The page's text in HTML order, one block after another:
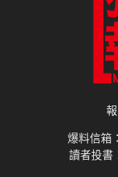
爆料信箱
讀者投